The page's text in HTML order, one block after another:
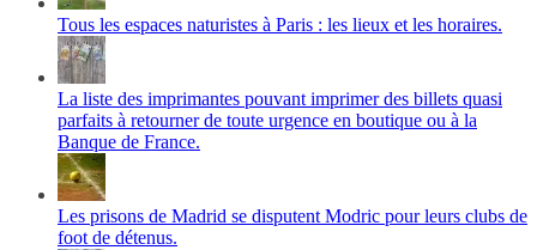
Tous les espaces naturistes à Paris : les lieux et les horaires.
La liste des imprimantes pouvant imprimer des billets quasi
parfaits à retourner de toute urgence en boutique ou à la
Banque de France.
Les prisons de Madrid se disputent Modric pour leurs clubs de
foot de détenus.